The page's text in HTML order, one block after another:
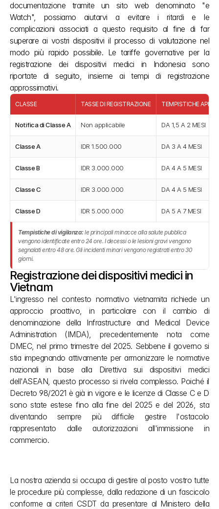
documentazione tramite un sito web denominato "e
Watch", possiamo aiutarvi a evitare i ritardi e le
complicazioni associati a questo requisito al fine di far
superare ai vostri dispositivi il processo di valutazione nel
modo più rapido possibile. Le tariffe governative per la
registrazione dei dispositivi medici in Indonesia sono
riportate di seguito, insieme ai tempi di registrazione
approssimativi.
CLASSE TASSE DI REGISTRAZIONE TEMPISTICHE
Notifica di Classe A Non applicabile DA 1,5 A 2 MESI
Classe A IDR 1.500.000 DA 3 A 4 MESI
Classe B IDR 3.000.000 DA 4 A 5 MESI
Classe C IDR 3.000.000 DA 4 A 5 MESI
Classe D IDR 5.000.000 DA 5 A 7 MESI
Tempistiche di vigilanza:le principali minacce alla salute pubblica
vengono identificate entro 24 ore. I decessi o le lesioni gravi vengono
segnalati entro 48 ore. Gli incidenti minori vengono registrati entro 30
giorni.
Registrazione dei dispositivi medici in
Vietnam
L'ingresso nel contesto normativo vietnamita richiede un
approccio proattivo, in particolare con il cambio di
denominazione della Infrastructure and Medical Device
Administration (IMDA), precedentemente nota come
DMEC, nel primo trimestre del 2025. Sebbene il governo si
stia impegnando attivamente per armonizzare le normative
nazionali in base alla Direttiva sui dispositivi medici
dell'ASEAN, questo processo si rivela complesso. Poiché il
Decreto 98/2021 è già in vigore e le licenze di Classe C e D
sono state estese fino alla fine del 2025 e del 2026, sta
diventando sempre più difficile gestire l'ostacolo
rappresentato dalle autorizzazioni all'immissione in
commercio.
La nostra azienda si occupa di gestire al posto vostro tutte
le procedure più complesse, dalla redazione di un fascicolo
conforme ai criteri CSDT da presentare al Ministero della